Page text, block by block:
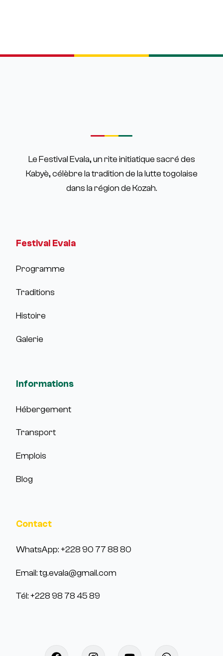
Le Festival Evala, un rite initiatique sacré des
Kabyè, célèbre la tradition de la lutte togolaise
dans la région de Kozah.
Festival Evala
Programme
Traditions
Histoire
Galerie
Informations
Hébergement
Transport
Emplois
Blog
Contact
WhatsApp: +228 90 77 88 80
Email: tg.evala@gmail.com
Tél: +228 98 78 45 89